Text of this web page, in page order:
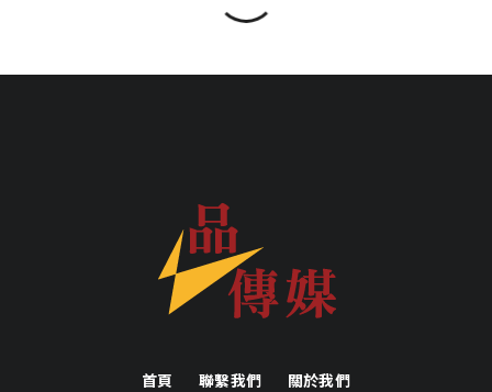
首頁 聯繫我們 關於我們